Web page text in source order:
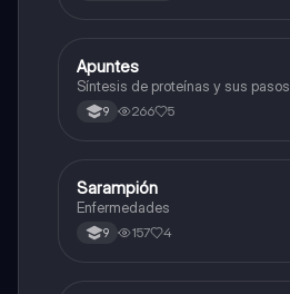
Biologia
Apuntes
Síntesis de proteínas y sus pasos
9 266 5
Biologia
Sarampión
Enfermedades
9 157 4